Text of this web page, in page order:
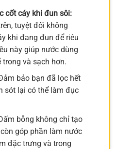
cốt cáy khi đun sôi:
tuyệt đối không
khi đang đun để riêu
này giúp nước dùng
trong và sạch hơn.
bảo bạn đã lọc hết
sót lại có thể làm đục
bỗng không chỉ tạo
góp phần làm nước
đặc trưng và trong